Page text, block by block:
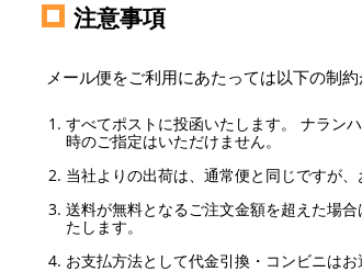
注意事項
メール便をご利用にあたっては以下の制
すべてポストに投函いたします。 ナラン
時のご指定はいただけません。
当社よりの出荷は、通常便と同じですが
送料が無料となるご注文金額を超えた場
たします。
お支払方法として代金引換・コンビニはお